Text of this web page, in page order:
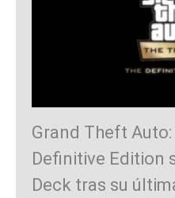
Grand Theft
Definitive Edition
Deck tras su